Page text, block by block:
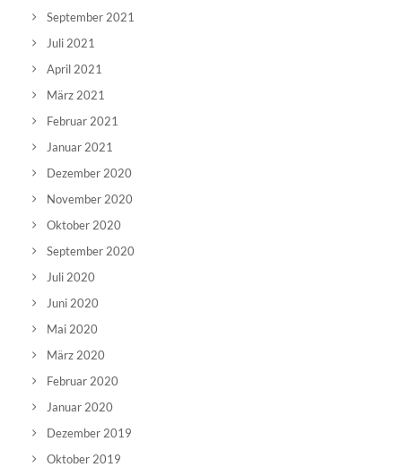
September 2021
Juli 2021
April 2021
März 2021
Februar 2021
Januar 2021
Dezember 2020
November 2020
Oktober 2020
September 2020
Juli 2020
Juni 2020
Mai 2020
März 2020
Februar 2020
Januar 2020
Dezember 2019
Oktober 2019